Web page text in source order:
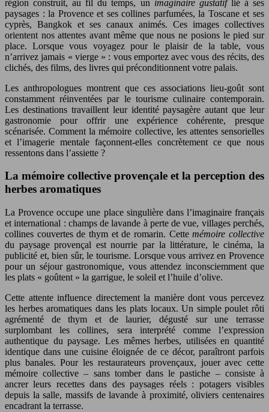
région construit, au fil du temps, un imaginaire gustatiflié à ses
paysages : la Provence et ses collines parfumées, la Toscane et ses
cyprès, Bangkok et ses canaux animés. Ces images collectives
orientent nos attentes avant même que nous ne posions le pied sur
place. Lorsque vous voyagez pour le plaisir de la table, vous
n’arrivez jamais « vierge » : vous emportez avec vous des récits, des
clichés, des films, des livres qui préconditionnent votre palais.
Les anthropologues montrent que ces associations lieu-goût sont
constamment réinventées par le tourisme culinaire contemporain.
Les destinations travaillent leur identité paysagère autant que leur
gastronomie pour offrir une expérience cohérente, presque
scénarisée. Comment la mémoire collective, les attentes sensorielles
et l’imagerie mentale façonnent-elles concrètement ce que nous
ressentons dans l’assiette ?
La mémoire collective provençale et la perception des
herbes aromatiques
La Provence occupe une place singulière dans l’imaginaire français
et international : champs de lavande à perte de vue, villages perchés,
collines couvertes de thym et de romarin. Cettemémoire collective
du paysage provençal est nourrie par la littérature, le cinéma, la
publicité et, bien sûr, le tourisme. Lorsque vous arrivez en Provence
pour un séjour gastronomique, vous attendez inconsciemment que
les plats « goûtent » la garrigue, le soleil et l’huile d’olive.
Cette attente influence directement la manière dont vous percevez
les herbes aromatiques dans les plats locaux. Un simple poulet rôti
agrémenté de thym et de laurier, dégusté sur une terrasse
surplombant les collines, sera interprété comme l’expression
authentique du paysage. Les mêmes herbes, utilisées en quantité
identique dans une cuisine éloignée de ce décor, paraîtront parfois
plus banales. Pour les restaurateurs provençaux, jouer avec cette
mémoire collective – sans tomber dans le pastiche – consiste à
ancrer leurs recettes dans des paysages réels : potagers visibles
depuis la salle, massifs de lavande à proximité, oliviers centenaires
encadrant la terrasse.